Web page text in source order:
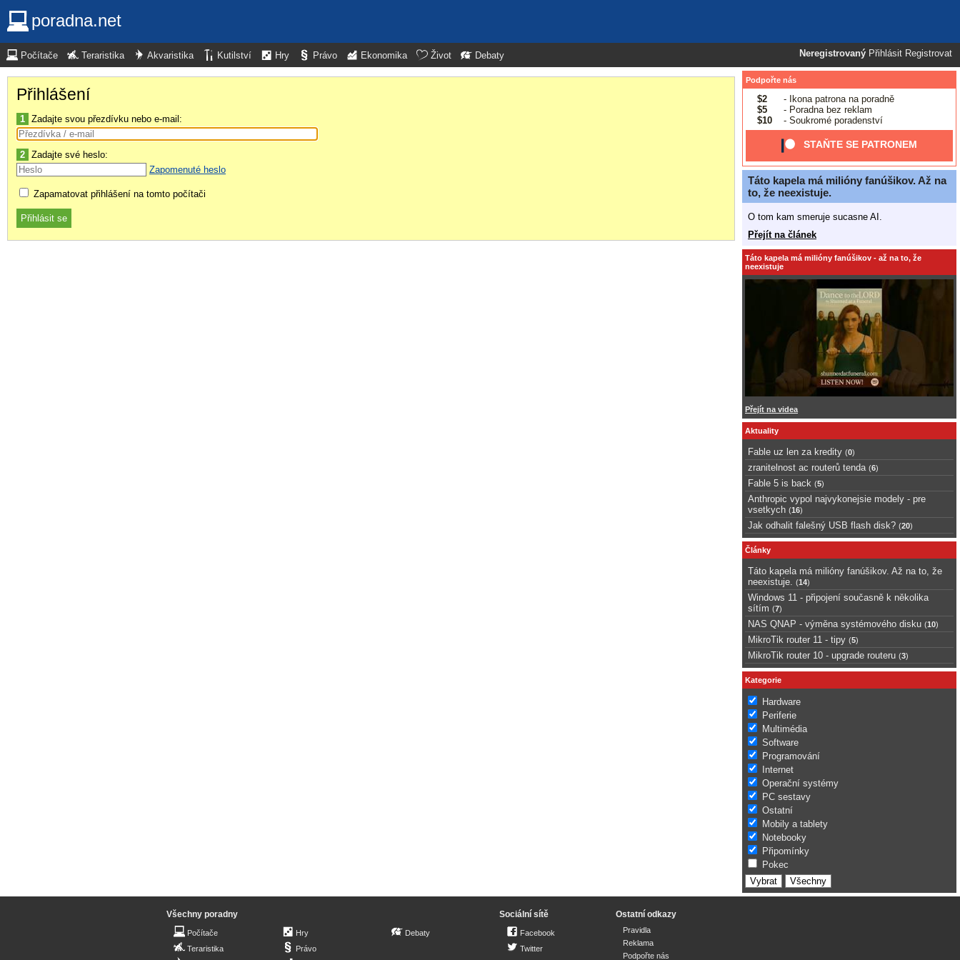
poradna.net
Neregistrovaný Přihlásit Registrovat
Počítače Teraristika Akvaristika Kutilství Hry Právo Ekonomika Život Debaty
Přihlášení
1 Zadajte svou přezdívku nebo e-mail:
2 Zadajte své heslo:
Zapomenuté heslo
Zapamatovat přihlášení na tomto počítači
Podpořte nás
$2
- Ikona patrona na poradně
$5
- Poradna bez reklam
$10
- Soukromé poradenství
STAŇTE SE PATRONEM
Táto kapela má milióny fanúšikov. Až na
to, že neexistuje.
O tom kam smeruje sucasne AI.
Přejít na článek
Táto kapela má milióny fanúšikov - až na to, že
neexistuje
Přejít na videa
Aktuality
Fable uz len za kredity (0)
zranitelnost ac routerů tenda (6)
Fable 5 is back (5)
Anthropic vypol najvykonejsie modely - pre
vsetkych (16)
Jak odhalit falešný USB flash disk? (20)
Články
Táto kapela má milióny fanúšikov. Až na to, že
neexistuje.
(14)
Windows 11 - připojení současně k několika
sítím (7)
NAS QNAP - výměna systémového disku (10)
MikroTik router 11 - tipy (5)
MikroTik router 10 - upgrade routeru (3)
Kategorie
Hardware
Periferie
Multimédia
Software
Programování
Internet
Operační systémy
PC sestavy
Ostatní
Mobily a tablety
Notebooky
Připomínky
Pokec
Všechny poradny
Počítače
Teraristika
Hry
Právo
Debaty
Sociální sítě
Facebook
Twitter
Ostatní odkazy
Pravidla
Reklama
Podpořte nás